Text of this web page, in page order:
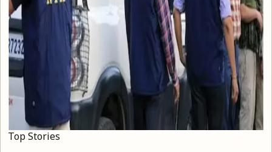
Top Stories